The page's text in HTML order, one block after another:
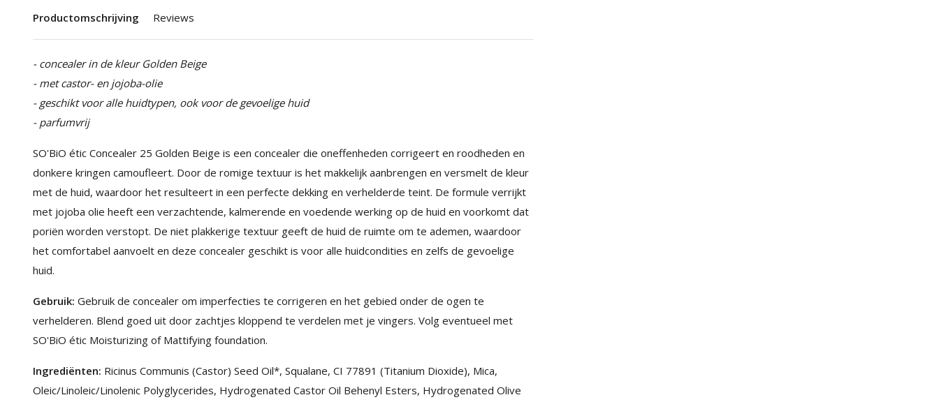
Productomschrijving Reviews
- concealer in de kleur Golden Beige
- met castor- en jojoba-olie
- geschikt voor alle huidtypen, ook voor de gevoelige huid
- parfumvrij
SO'BiO étic Concealer 25 Golden Beige is een concealer die oneffenheden corrigeert en roodheden en
donkere kringen camoufleert. Door de romige textuur is het makkelijk aanbrengen en versmelt de kleur
met de huid, waardoor het resulteert in een perfecte dekking en verhelderde teint. De formule verrijkt
met jojoba olie heeft een verzachtende, kalmerende en voedende werking op de huid en voorkomt dat
poriën worden verstopt. De niet plakkerige textuur geeft de huid de ruimte om te ademen, waardoor
het comfortabel aanvoelt en deze concealer geschikt is voor alle huidcondities en zelfs de gevoelige
huid.
Gebruik: Gebruik de concealer om imperfecties te corrigeren en het gebied onder de ogen te
verhelderen. Blend goed uit door zachtjes kloppend te verdelen met je vingers. Volg eventueel met
SO'BiO étic Moisturizing of Mattifying foundation.
Ingrediënten: Ricinus Communis (Castor) Seed Oil*, Squalane, CI 77891 (Titanium Dioxide), Mica,
Oleic/Linoleic/Linolenic Polyglycerides, Hydrogenated Castor Oil Behenyl Esters, Hydrogenated Olive